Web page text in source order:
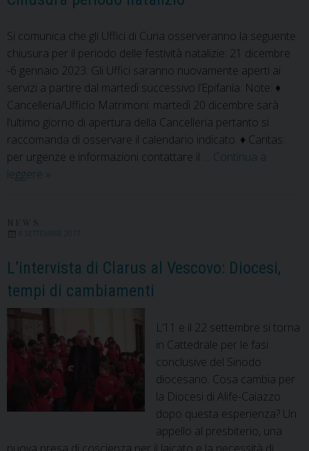
Si comunica che gli Uffici di Curia osserveranno la seguente
chiusura per il periodo delle festività natalizie: 21 dicembre
-6 gennaio 2023. Gli Uffici saranno nuovamente aperti ai
servizi a partire dal martedì successivo l’Epifania. Note: ♦
Cancelleria/Ufficio Matrimoni: martedì 20 dicembre sarà
l’ultimo giorno di apertura della Cancelleria pertanto si
raccomanda di osservare il calendario indicato. ♦ Caritas:
per urgenze e informazioni contattare il … Continua a
leggere Chiusura
»
8 SETTEMBRE 2017
L’intervista di Clarus al Vescovo: Diocesi,
tempi di cambiamenti
L’11 e il 22 settembre si torna
in Cattedrale per le fasi
conclusive del Sinodo
diocesano. Cosa cambia per
la Diocesi di Alife-Caiazzo
dopo questa esperienza? Un
appello al presbiterio, una